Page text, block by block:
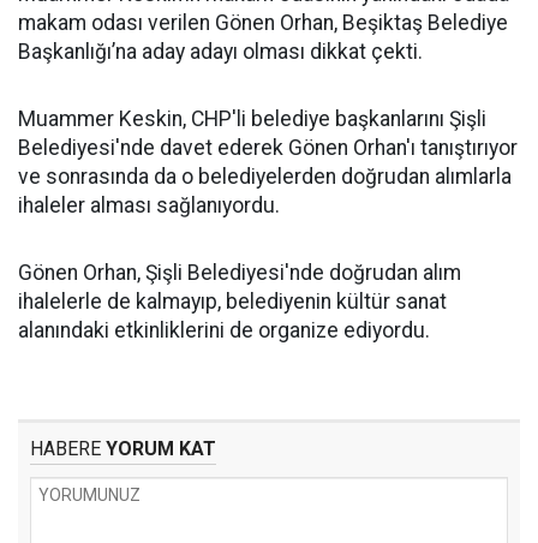
makam odası verilen Gönen Orhan, Beşiktaş Belediye
Başkanlığı’na aday adayı olması dikkat çekti.
Muammer Keskin, CHP'li belediye başkanlarını Şişli
Belediyesi'nde davet ederek Gönen Orhan'ı tanıştırıyor
ve sonrasında da o belediyelerden doğrudan alımlarla
ihaleler alması sağlanıyordu.
Gönen Orhan, Şişli Belediyesi'nde doğrudan alım
ihalelerle de kalmayıp, belediyenin kültür sanat
alanındaki etkinliklerini de organize ediyordu.
HABERE YORUM KAT